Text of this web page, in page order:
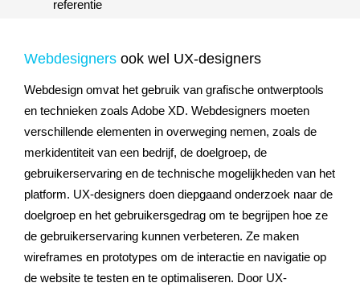
Webdesigners ook wel UX-designers
Webdesign omvat het gebruik van grafische ontwerptools
en technieken zoals Adobe XD. Webdesigners moeten
verschillende elementen in overweging nemen, zoals de
merkidentiteit van een bedrijf, de doelgroep, de
gebruikerservaring en de technische mogelijkheden van het
platform. UX-designers doen diepgaand onderzoek naar de
doelgroep en het gebruikersgedrag om te begrijpen hoe ze
de gebruikerservaring kunnen verbeteren. Ze maken
wireframes en prototypes om de interactie en navigatie op
de website te testen en te optimaliseren. Door UX-